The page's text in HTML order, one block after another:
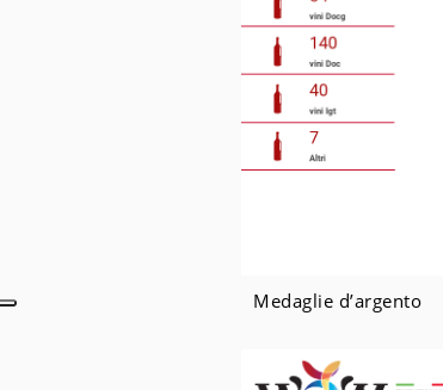
Medaglie d’argento